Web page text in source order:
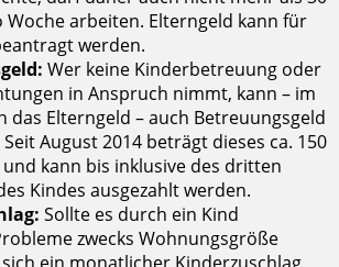
Woche arbeiten. Elterngeld kann für
werden.
Wer keine Kinderbetreuung oder
in Anspruch nimmt, kann – im
das Elterngeld – auch Betreuungsgeld
August 2014 beträgt dieses ca. 150
kann bis inklusive des dritten
Kindes ausgezahlt werden.
Sollte es durch ein Kind
zwecks Wohnungsgröße